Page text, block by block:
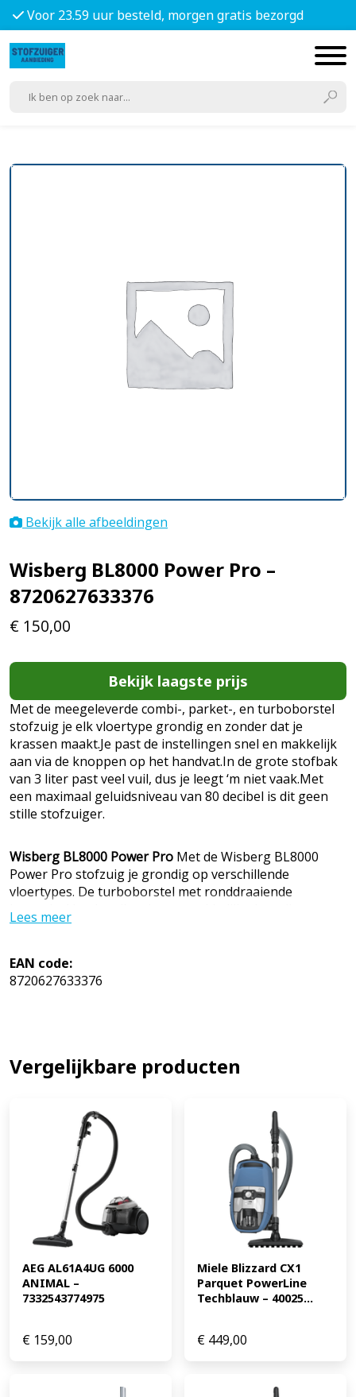
Voor 23.59 uur besteld, morgen gratis bezorgd
Bekijk alle afbeeldingen
Wisberg BL8000 Power Pro –
8720627633376
€ 150,00
Bekijk laagste prijs
Met de meegeleverde combi-, parket-, en turboborstel
stofzuig je elk vloertype grondig en zonder dat je
krassen maakt.Je past de instellingen snel en makkelijk
aan via de knoppen op het handvat.In de grote stofbak
van 3 liter past veel vuil, dus je leegt ‘m niet vaak.Met
een maximaal geluidsniveau van 80 decibel is dit geen
stille stofzuiger.
Wisberg BL8000 Power Pro Met de Wisberg BL8000
Power Pro stofzuig je grondig op verschillende
vloertypes. De turboborstel met ronddraaiende
borstelrol haalt vuil en haren makkelijk uit tapijt en van
harde vloeren. Je maakt je vloer dus snel en extra
haren voor kwetsbare vloeren. Zo stofzuig je houten
vloeren, pvc of betongiet zonder krassen. In de grote
De uitblaaslucht blijft dus schoner. Met een actieradius
van 11 meter bereik je verschillende kamers zonder dat
accessoires maak je meubels en andere oppervlakken
makkelijk stofvrij.EAN: 8720627633376
MPN:
WBSBL8000 Bekijk de aanbiedingen van alle Wisberg
stofzuigers en ontvang de laagste prijs.
Lees meer
EAN code:
8720627633376
Vergelijkbare producten
AEG AL61A4UG 6000
ANIMAL –
7332543774975
€ 159,00
Miele Blizzard CX1
Parquet PowerLine
Techblauw – 40025...
€ 449,00